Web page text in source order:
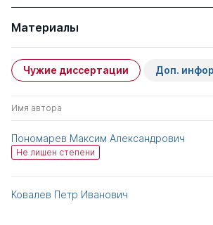
Материалы
Чужие диссертации Доп.
Имя автора
Пономарев Максим Александрович
Не лишен степени
Ковалев Петр Иванович